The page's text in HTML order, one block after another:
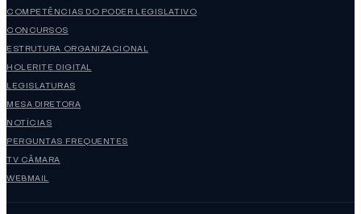
COMPETÊNCIAS DO PODER LEGISLATIVO
CONCURSOS
ESTRUTURA ORGANIZACIONAL
HOLERITE DIGITAL
LEGISLATURAS
MESA DIRETORA
NOTÍCIAS
PERGUNTAS FREQUENTES
TV CÂMARA
WEBMAIL